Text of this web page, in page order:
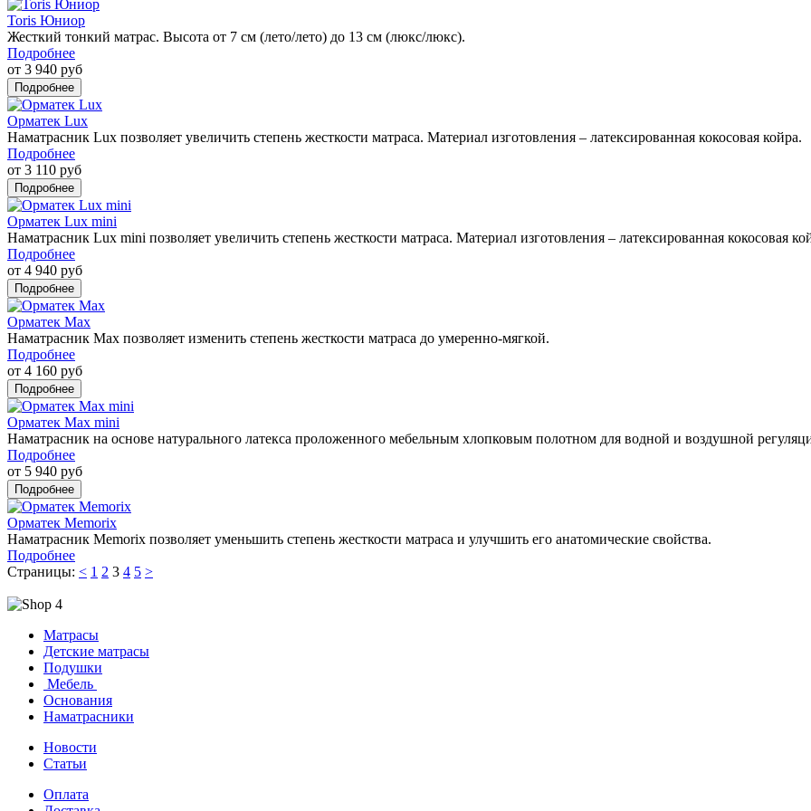
Toris Юниор
Жесткий тонкий матрас. Высота от 7 см (лето/лето) до 13 см (люкс/люкс).
Подробнее
от 3 940 руб
Орматек Lux
Наматрасник Lux позволяет увеличить степень жесткости матраса. Материал изготовления – латексированная кокосовая койра.
Подробнее
от 3 110 руб
Орматек Lux mini
Наматрасник Lux mini позволяет увеличить степень жесткости матраса. Материал изготовления – латексированная кокосовая
Подробнее
от 4 940 руб
Орматек Max
Наматрасник Max позволяет изменить степень жесткости матраса до умеренно-мягкой.
Подробнее
от 4 160 руб
Орматек Max mini
Наматрасник на основе натурального латекса проложенного мебельным хлопковым полотном для водной и воздушной
Подробнее
от 5 940 руб
Орматек Memorix
Наматрасник Memorix позволяет уменьшить степень жесткости матраса и улучшить его анатомические свойства.
Подробнее
Страницы: < 1 2 3 4 5 >
Матрасы
Детские матрасы
Подушки
Мебель
Основания
Наматрасники
Новости
Статьи
Оплата